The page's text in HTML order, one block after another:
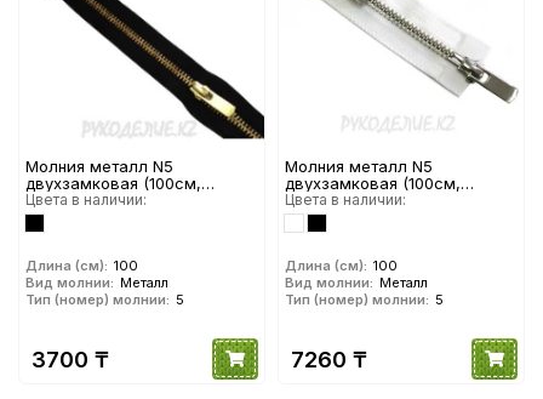
Молния металл N5
двухзамковая (100см,
Золотой матовый) YKK
Цвета в наличии:
Длина (см): 100
Вид молнии: Металл
Тип (номер) молнии: 5
3700 ₸
Молния металл N5
двухзамковая (100см,
Никель глянец) YKK
Цвета в наличии:
Длина (см): 100
Вид молнии: Металл
Тип (номер) молнии: 5
7260 ₸